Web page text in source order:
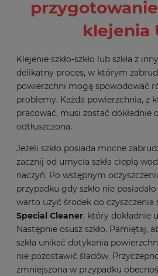
przygotowanie
klejenia
Klejenie szkło-szkło lub szkła z
delikatny proces, w którym
powierzchni mogą spowodować
problemy. Każda powierzchnia, z
pracować, musi zostać dokładnie
odtłuszczona.
Jeżeli szkło posiada mocne
zacznij od umycia szkła ciepłą
naczyń. Po wstępnym
przypadku gdy szkło nie
warto użyć środek do czyszczenia
Special Cleaner, który dokładnie
Następnie osusz szkło. Pamiętaj,
szkła unikać dotykania
nie pozostawić śladów.
zmniejszona w przypadku